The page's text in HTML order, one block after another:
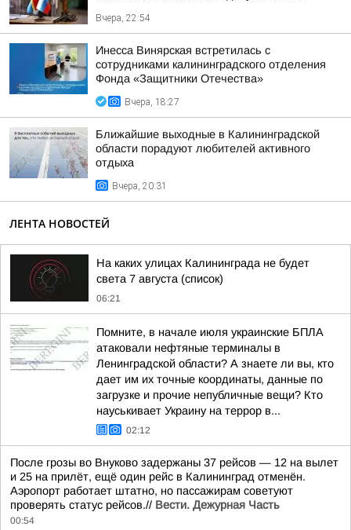
Вчера, 22:54
Инесса Винярская встретилась с
сотрудниками калининградского отделения
Фонда «Защитники Отечества»
Вчера, 18:27
Ближайшие выходные в Калининградской
области порадуют любителей активного
отдыха
Вчера, 20:31
ЛЕНТА НОВОСТЕЙ
На каких улицах Калининграда не будет
света 7 августа (список)
06:21
Помните, в начале июля украинские БПЛА
атаковали нефтяные терминалы в
Ленинградской области? А знаете ли вы, кто
дает им их точные координаты, данные по
загрузке и прочие непубличные вещи? Кто
науськивает Украину на террор в...
02:12
После грозы во Внуково задержаны 37 рейсов — 12 на вылет
и 25 на прилёт, ещё один рейс в Калининград отменён.
Аэропорт работает штатно, но пассажирам советуют
проверять статус рейсов.// Вести. Дежурная Часть
00:54